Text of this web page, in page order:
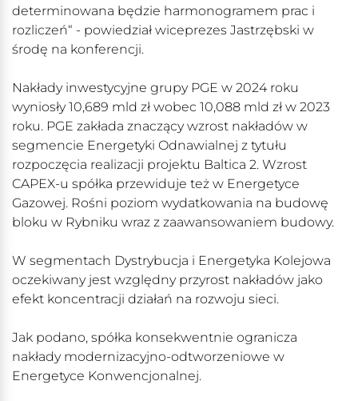
determinowana będzie harmonogramem prac i
rozliczeń“ - powiedział wiceprezes Jastrzębski w
środę na konferencji.
Nakłady inwestycyjne grupy PGE w 2024 roku
wyniosły 10,689 mld zł wobec 10,088 mld zł w 2023
roku. PGE zakłada znaczący wzrost nakładów w
segmencie Energetyki Odnawialnej z tytułu
rozpoczęcia realizacji projektu Baltica 2. Wzrost
CAPEX-u spółka przewiduje też w Energetyce
Gazowej. Rośni poziom wydatkowania na budowę
bloku w Rybniku wraz z zaawansowaniem budowy.
W segmentach Dystrybucja i Energetyka Kolejowa
oczekiwany jest względny przyrost nakładów jako
efekt koncentracji działań na rozwoju sieci.
Jak podano, spółka konsekwentnie ogranicza
nakłady modernizacyjno-odtworzeniowe w
Energetyce Konwencjonalnej.